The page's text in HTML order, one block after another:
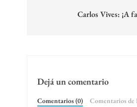
Carlos Vives: ¡A
Dejá un comentario
Comentarios (0) Comentarios de